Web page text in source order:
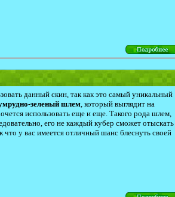
данный скин, так как это самый уникальный
зеленый шлем, который выглядит на
использовать еще и еще. Такого рода шлем,
его не каждый кубер сможет отыскать
что у вас имеется отличный шанс блеснуть своей